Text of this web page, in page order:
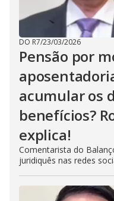
DO R7/23/03/2026
Pensão por
acumular os
benefícios?
explica!
Comentarista do
juridiquês nas redes